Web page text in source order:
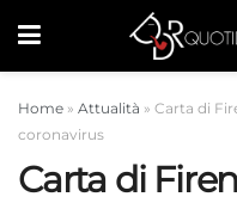
Home » Attualità » Carta di
coronavirus
Carta di